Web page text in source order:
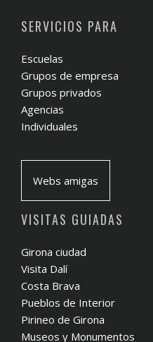
SERVICIOS PARA
Escuelas
Grupos de empresa
Grupos privados
Agencias
Individuales
Webs amigas
VISITAS GUIADAS
Girona ciudad
Visita Dalí
Costa Brava
Pueblos de Interior
Pirineo de Girona
Museos y Monumentos